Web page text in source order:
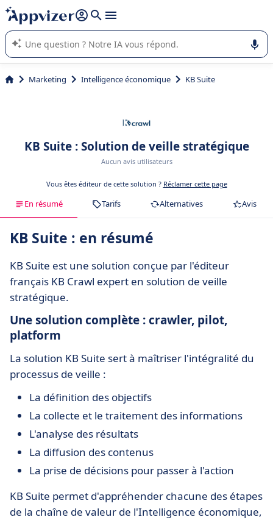
répondre (plusieurs lignes avec
L'IA de Appvizer vous guide dans l'utilisation ou la sélection de
logiciel SaaS en entreprise.
Marketing Intelligence économique KB Suite
KB Suite : Solution de veille stratégique
Aucun avis utilisateurs
Vous êtes éditeur de cette solution ? Réclamer cette page
En résumé Tarifs Alternatives Avis
KB Suite : en résumé
KB Suite est une solution conçue par l'éditeur
français KB Crawl expert en solution de veille
stratégique.
Une solution complète : crawler, pilot,
platform
La solution KB Suite sert à maîtriser l'intégralité du
processus de veille :
La définition des objectifs
La collecte et le traitement des informations
L'analyse des résultats
La diffusion des contenus
La prise de décisions pour passer à l'action
KB Suite permet d'appréhender chacune des étapes
de la chaîne de valeur de l'Intelligence économique,